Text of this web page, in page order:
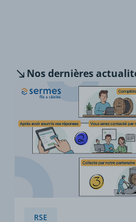
Nos dernières
RSE